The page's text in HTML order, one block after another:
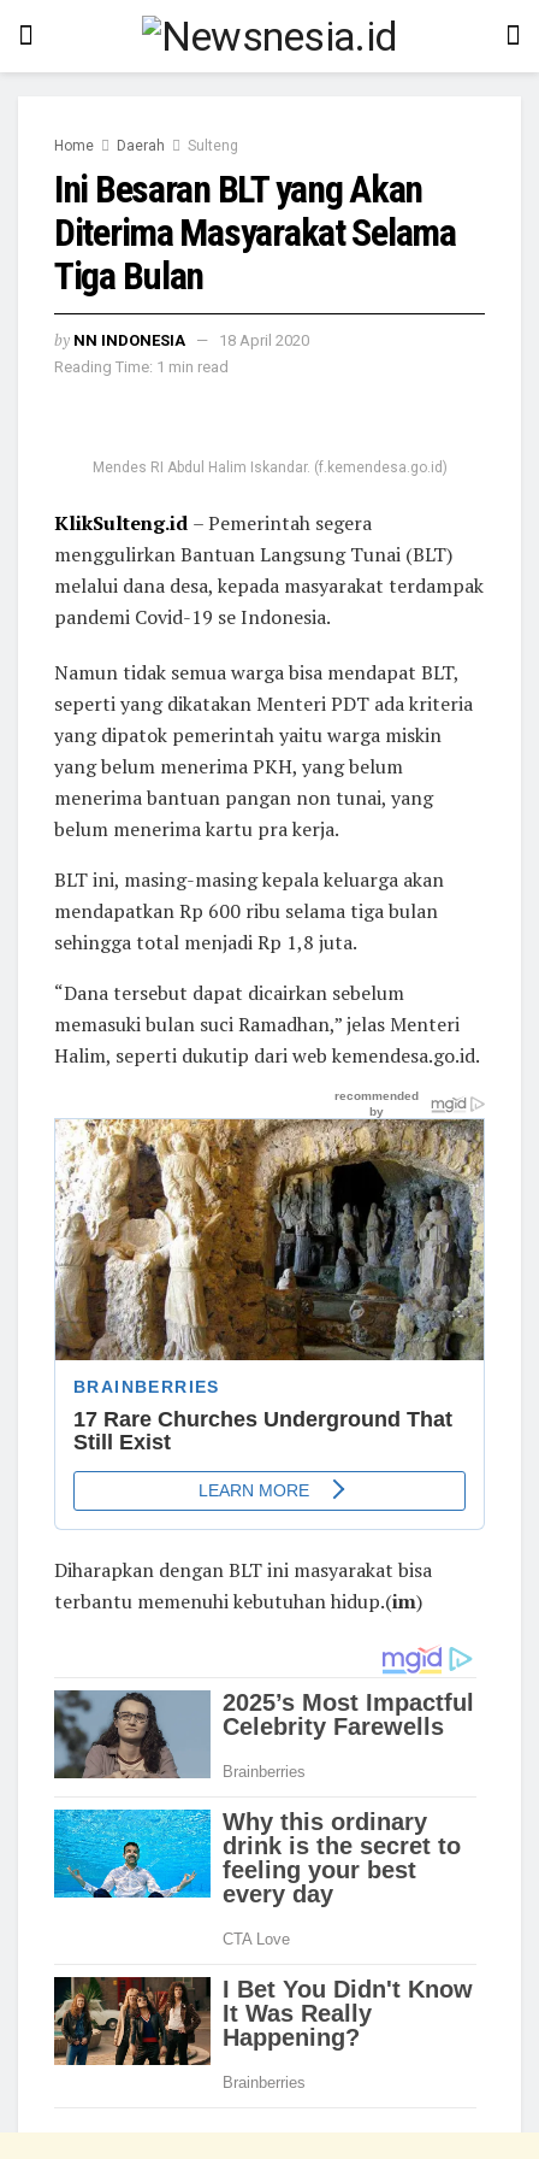
Home Daerah Sulteng
Ini Besaran BLT yang Akan
Diterima Masyarakat Selama
Tiga Bulan
by NN INDONESIA
18 April 2020
Reading Time: 1 min read
Mendes RI Abdul Halim Iskandar. (f.kemendesa.go.id)
KlikSulteng.id – Pemerintah segera
menggulirkan Bantuan Langsung Tunai (BLT)
melalui dana desa, kepada masyarakat terdampak
pandemi Covid-19 se Indonesia.
Namun tidak semua warga bisa mendapat BLT,
seperti yang dikatakan Menteri PDT ada kriteria
yang dipatok pemerintah yaitu warga miskin
yang belum menerima PKH, yang belum
menerima bantuan pangan non tunai, yang
belum menerima kartu pra kerja.
BLT ini, masing-masing kepala keluarga akan
mendapatkan Rp 600 ribu selama tiga bulan
sehingga total menjadi Rp 1,8 juta.
“Dana tersebut dapat dicairkan sebelum
memasuki bulan suciRamadhan,” jelas Menteri
Halim, seperti dukutip dari web kemendesa.go.id.
Diharapkan dengan BLT ini masyarakat bisa
terbantu memenuhi kebutuhan hidup.(im)